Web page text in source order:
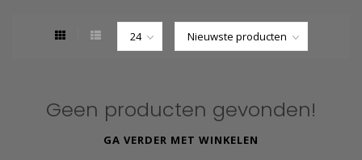
Geen producten gevonden!
GA VERDER MET WINKELEN